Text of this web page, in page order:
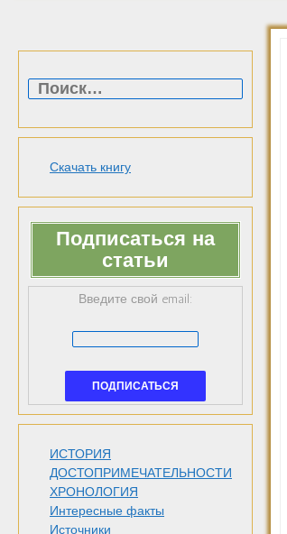
Скачать книгу
Подписаться на
статьи
Введите свой email:
ИСТОРИЯ
ДОСТОПРИМЕЧАТЕЛЬНОСТИ
ХРОНОЛОГИЯ
Интересные факты
Источники